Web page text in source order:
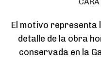
El motivo representa
detalle de la obra
conservada en la